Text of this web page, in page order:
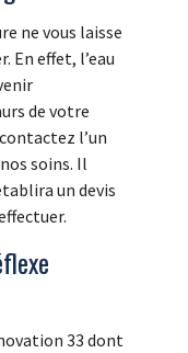
ne vous laisse
En effet, l’eau
de votre
l’un
soins. Il
un devis
33 dont